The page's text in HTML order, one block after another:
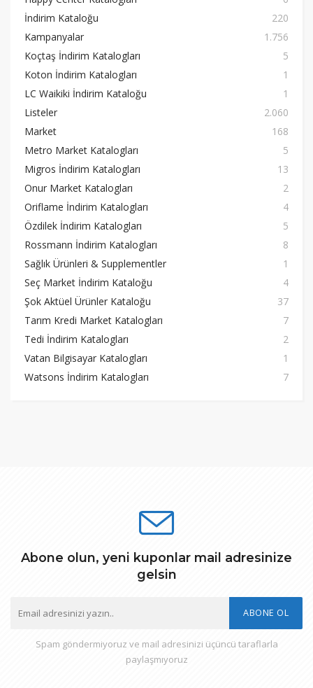
İndirim Kataloğu
220
Kampanyalar
1.756
Koçtaş İndirim Katalogları
5
Koton İndirim Katalogları
1
LC Waikiki İndirim Kataloğu
1
Listeler
2.060
Market
168
Metro Market Katalogları
5
Migros İndirim Katalogları
13
Onur Market Katalogları
2
Oriflame İndirim Katalogları
4
Özdilek İndirim Katalogları
5
Rossmann İndirim Katalogları
8
Sağlık Ürünleri & Supplementler
1
Seç Market İndirim Kataloğu
4
Şok Aktüel Ürünler Kataloğu
37
Tarım Kredi Market Katalogları
7
Tedi İndirim Katalogları
2
Vatan Bilgisayar Katalogları
1
Watsons İndirim Katalogları
7
Abone olun, yeni kuponlar mail adresinize
gelsin
ABONE OL
Spam göndermiyoruz ve mail adresinizi üçüncü taraflarla
paylaşmıyoruz